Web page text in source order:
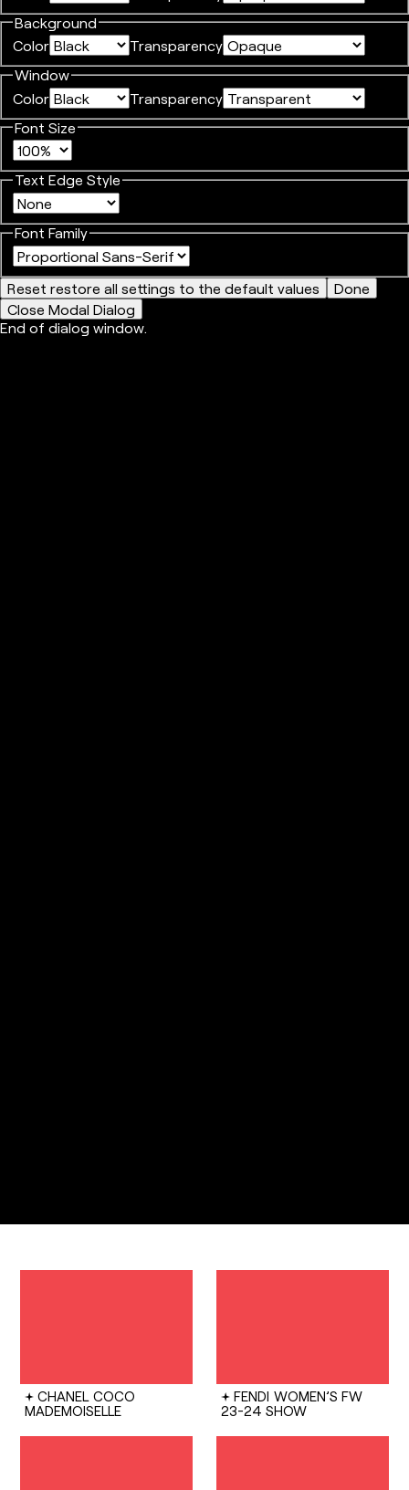
Background
Color
Transparency
Window
Color
Transparency
Font Size
Text Edge Style
Font Family
Reset restore all settings to the default values
Done
Close Modal Dialog
End of dialog window.
CHANEL COCO
MADEMOISELLE
FENDI WOMEN’S FW
23-24 SHOW